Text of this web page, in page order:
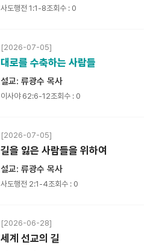
사도행전 1:1-8조회수 : 0
[2026-07-05]
대로를 수축하는 사람들
설교: 류광수 목사
이사야 62:6-12조회수 : 0
[2026-07-05]
길을 잃은 사람들을 위하여
설교: 류광수 목사
사도행전 2:1-4조회수 : 0
[2026-06-28]
세계 선교의 길